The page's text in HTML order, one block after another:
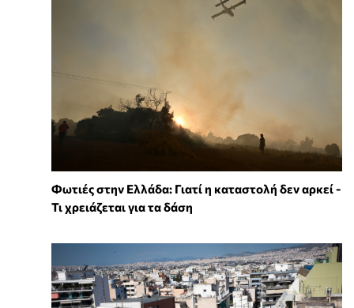
Φωτιές στην Ελλάδα: Γιατί η καταστολή δεν αρκεί -
Τι χρειάζεται για τα δάση